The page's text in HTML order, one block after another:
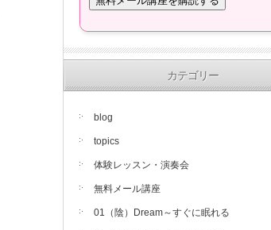
カテゴリー
blog
topics
体験レッスン・演奏会
無料メール講座
01（陰）Dream～すぐに眠れる